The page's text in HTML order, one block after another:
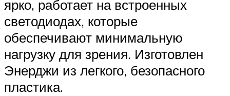
ярко, работает на встроенных
светодиодах, которые
обеспечивают минимальную
нагрузку для зрения. Изготовлен
Энерджи из легкого, безопасного
пластика.